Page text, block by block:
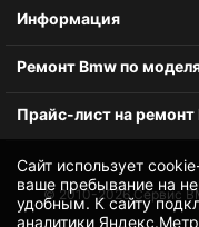
Сайт использует
ваше пребывание на
удобным. К cайту
аналитики
Информация
Ремонт Bmw по
Прайс-лист на
© 2010-2026Сервис